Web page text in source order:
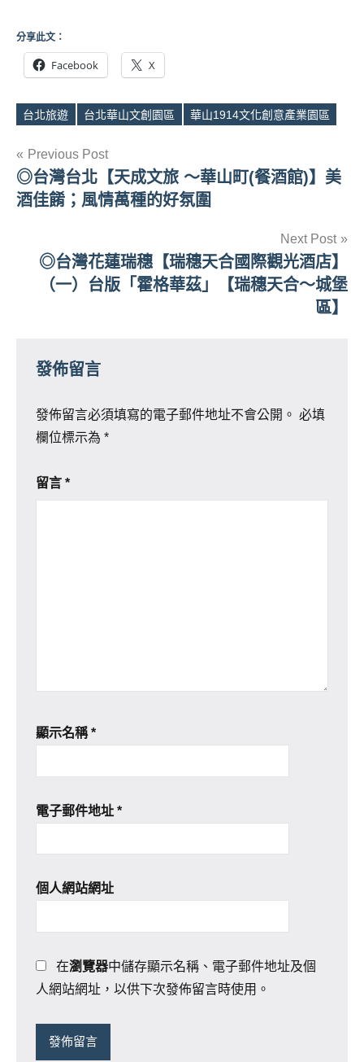
分享此文：
Facebook X
Tags
台北旅遊 台北華山文創園區 華山1914文化創意產業園區
文
章
Previous Post
◎台灣台北【天成文旅 ～華山町(餐酒館)】美
酒佳餚；風情萬種的好氛圍
Next Post
◎台灣花蓮瑞穗【瑞穗天合國際觀光酒店】
（一）台版「霍格華茲」【瑞穗天合～城堡
區】
發佈留言
發佈留言必須填寫的電子郵件地址不會公開。 必填
欄位標示為 *
留言 *
顯示名稱*
電子郵件地址 *
個人網站網址
在瀏覽器中儲存顯示名稱、電子郵件地址及個
人網站網址，以供下次發佈留言時使用。